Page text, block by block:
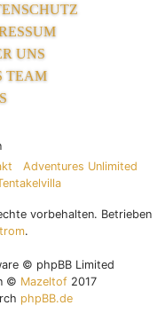
UNS
TEAM
Adventures Unlimited
vorbehalten. Betrieben
.
© phpBB Limited
© Mazeltof2017
phpBB.de